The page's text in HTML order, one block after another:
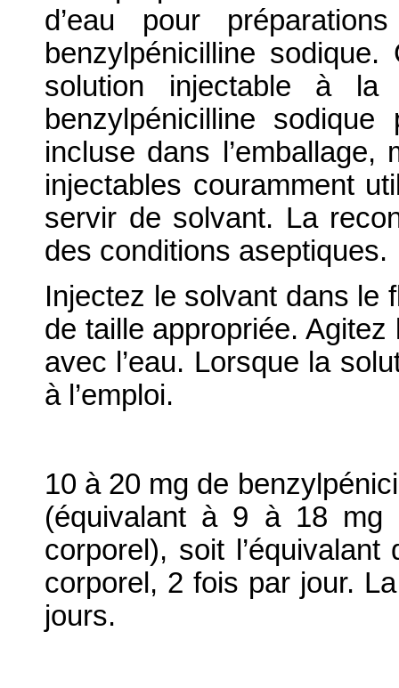
d’eau pour
benzylpénicilline
solution injectable à
benzylpénicilline
incluse dans
injectables couramment
servir de solvant. La
des conditions aseptiques.
Injectez le solvant dans le
de taille appropriée.
avec l’eau. Lorsque la
à l’emploi.
10 à 20 mg de
(équivalant à 9 à 18 mg
corporel), soit
corporel, 2 fois par jour.
jours.